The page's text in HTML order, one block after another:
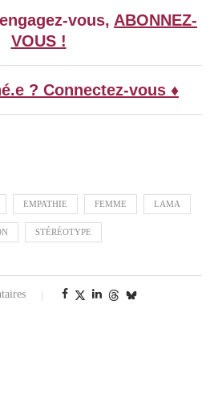
vous, ABONNEZ-
VOUS !
? Connectez-vous ♦
EMPATHIE FEMME LAMA
STÉRÉOTYPE